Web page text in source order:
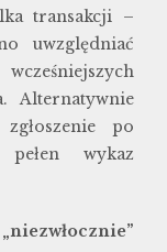
transakcji –
uwzględniać
Alternatywnie
po
wykaz